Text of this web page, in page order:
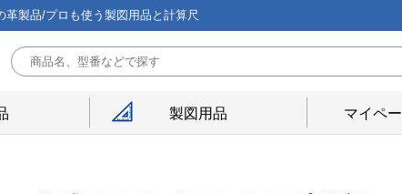
製品/プロも使う製図用品と計算尺
製図用品 マイペ